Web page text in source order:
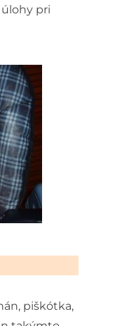
pri
piškótka,